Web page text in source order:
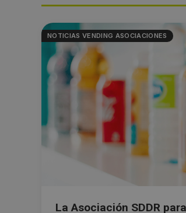
NOTICIAS VENDING ASOCIACIONES
La Asociación SDDR